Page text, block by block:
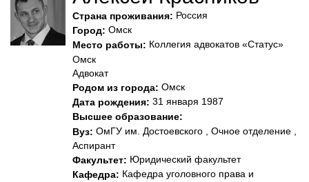
Страна проживания: Россия
Город: Омск
Место работы: Коллегия адвокатов «Статус»
Омск
Адвокат
Родом из города: Омск
Дата рождения: 31 января 1987
Высшее образование:
Вуз: ОмГУ им. Достоевского , Очное отделение ,
Аспирант
Факультет: Юридический факультет
Кафедра: Кафедра уголовного права и